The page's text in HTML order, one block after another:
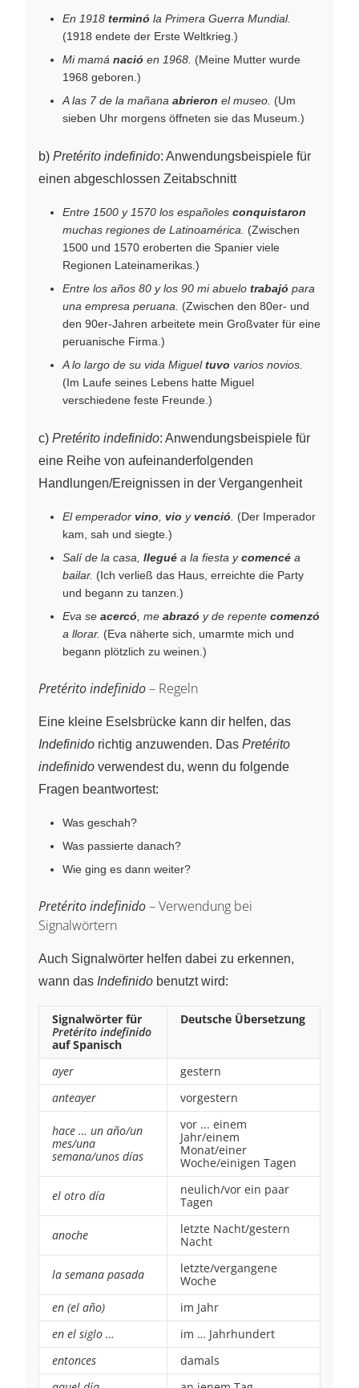
En 1918 terminó la Primera Guerra Mundial.
(1918 endete der Erste Weltkrieg.)
Mi mamá nació en 1968. (Meine Mutter wurde
1968 geboren.)
A las 7 de la mañana abrieron el museo. (Um
sieben Uhr morgens öffneten sie das Museum.)
b) Pretérito indefinido: Anwendungsbeispiele für
einen abgeschlossen Zeitabschnitt
Entre 1500 y 1570 los españoles conquistaron
muchas regiones de Latinoamérica.
(Zwischen
1500 und 1570 eroberten die Spanier viele
Regionen Lateinamerikas.)
Entre los años 80 y los 90 mi abuelo trabajó para
una empresa peruana.
(Zwischen den 80er- und
den 90er-Jahren arbeitete mein Großvater für eine
peruanische Firma.)
A lo largo de su vida Migueltuvo varios novios.
(Im Laufe seines Lebens hatte Miguel
verschiedene feste Freunde.)
c) Pretérito indefinido: Anwendungsbeispiele für
eine Reihe von aufeinanderfolgenden
Handlungen/Ereignissen in der Vergangenheit
El emperador vino vio yvenció
(Der Imperador
kam, sah und siegte.)
Salí de la casa, llegué a la fiesta ycomencé a
bailar. (Ich verließ das Haus, erreichte die Party
und begann zu tanzen.)
Eva se acercó , me abrazó y de repente comenzó
a llorar. (Eva näherte sich, umarmte mich und
begann plötzlich zu weinen.)
Pretérito indefinido– Regeln
Eine kleine Eselsbrücke kann dir helfen, das
Indefinido richtig anzuwenden. Das Pretérito
indefinido verwendest du, wenn du folgende
Fragen beantwortest:
Was geschah?
Was passierte danach?
Wie ging es dann weiter?
Pretérito indefinido– Verwendung bei
Signalwörtern
Auch Signalwörter helfen dabei zu erkennen,
wann das Indefinido benutzt wird:
Signalwörter für
Pretérito indefinido
auf Spanisch
Deutsche Übersetzung
ayer
gestern
anteayer
vorgestern
hace … un año/un
mes/una
semana/unos días
vor ... einem
Jahr/einem
Monat/einer
Woche/einigen Tagen
el otro día
neulich/vor ein paar
Tagen
anoche
letzte Nacht/gestern
Nacht
la semana pasada
letzte/vergangene
Woche
en (el año)
im Jahr
en el siglo …
im … Jahrhundert
entonces
damals